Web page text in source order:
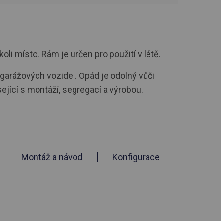
místo. Rám je určen pro použití v létě.
vozidel. Opád je odolný vůči
s montáží, segregací a výrobou.
Montáž a návod Konfigurace